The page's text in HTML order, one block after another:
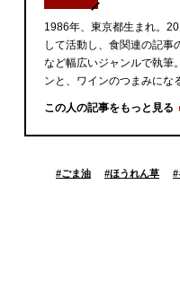
1986年、東京都生まれ。
して活動し、食関連の記事
など幅広いジャンルで執筆
ンと、ワインのつまみにな
この人の記事をもっと見る
#ごま油 #ほうれん草 #